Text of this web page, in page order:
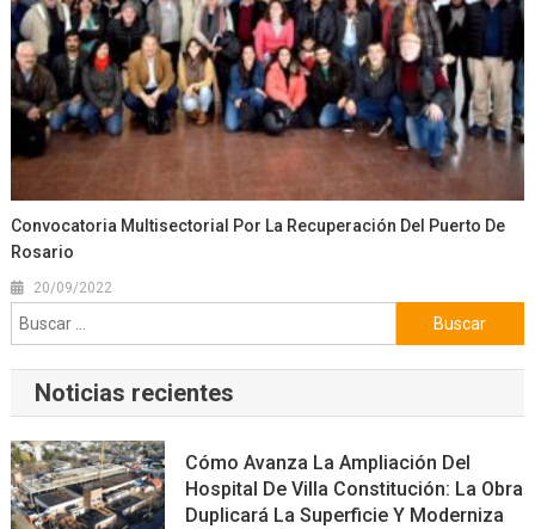
Convocatoria Multisectorial Por La Recuperación Del Puerto De
Rosario
20/09/2022
Buscar:
Noticias recientes
Cómo Avanza La Ampliación Del
Hospital De Villa Constitución: La Obra
Duplicará La Superficie Y Moderniza